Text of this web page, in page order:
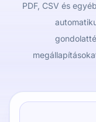
PDF, CSV és